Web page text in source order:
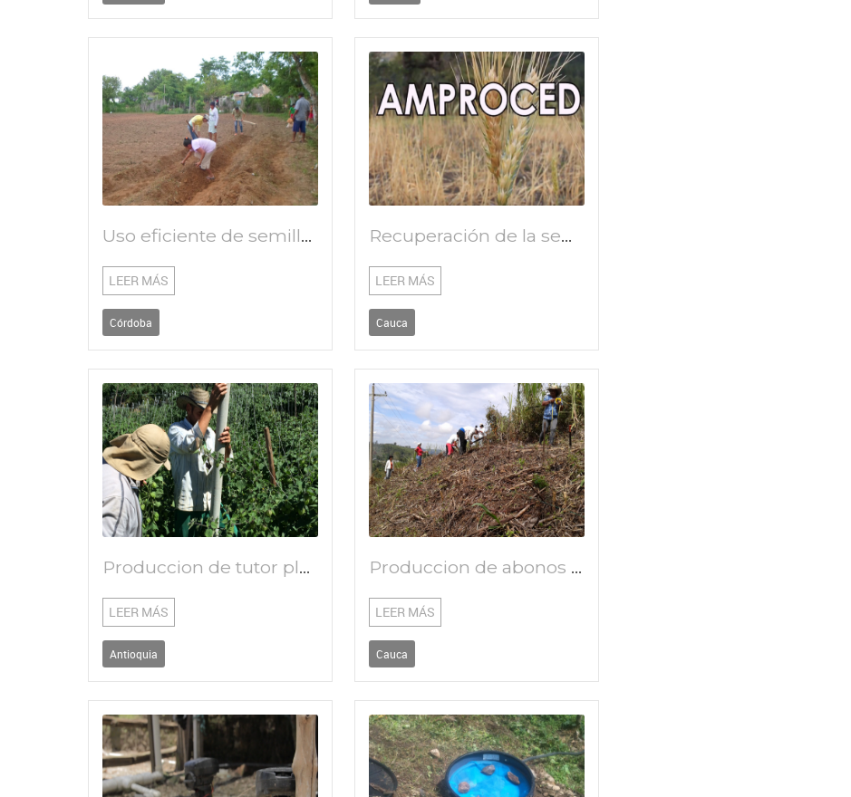
Uso eficiente de semillas de ñame espino
LEER MÁS
Córdoba
Recuperación de la semilla ancestral de trigo centeno en el municipio de Sotará Cauca
LEER MÁS
Cauca
Produccion de tutor plastico derivados de envases de agro quimicos y reciclables para mora y uchuva
LEER MÁS
Antioquia
Produccion de abonos orgánicos mineralizados la nueva vida
LEER MÁS
Cauca